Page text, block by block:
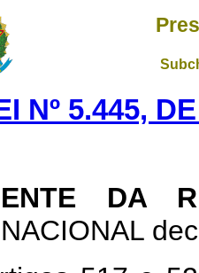
Nº 5.445,
DA